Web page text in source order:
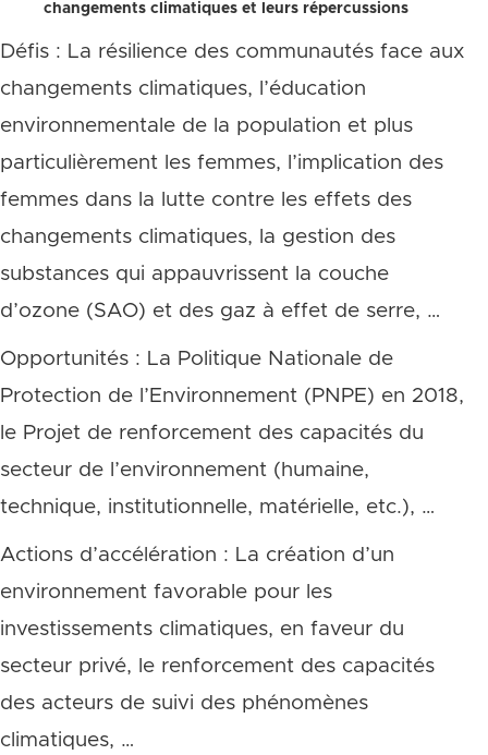
changements climatiques et leurs répercussions
Défis : La résilience des communautés face aux
changements climatiques, l’éducation
environnementale de la population et plus
particulièrement les femmes, l’implication des
femmes dans la lutte contre les effets des
changements climatiques, la gestion des
substances qui appauvrissent la couche
d’ozone (SAO) et des gaz à effet de serre, …
Opportunités : La Politique Nationale de
Protection de l’Environnement (PNPE) en 2018,
le Projet de renforcement des capacités du
secteur de l’environnement (humaine,
technique, institutionnelle, matérielle, etc.), …
Actions d’accélération : La création d’un
environnement favorable pour les
investissements climatiques, en faveur du
secteur privé, le renforcement des capacités
des acteurs de suivi des phénomènes
climatiques, …